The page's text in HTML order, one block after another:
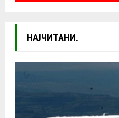
НАЈЧИТАНИ.